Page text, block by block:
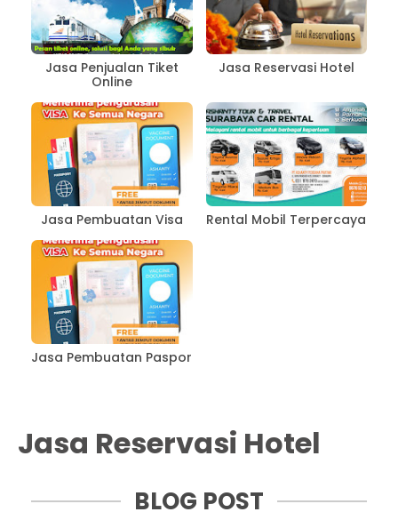
Jasa Penjualan Tiket
Online
Jasa Reservasi Hotel
Jasa Pembuatan Visa Rental Mobil Terpercaya
Jasa Pembuatan Paspor
Jasa Reservasi Hotel
BLOG POST